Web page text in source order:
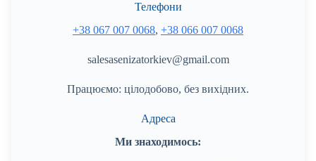
Телефони
+38 067 007 0068, +38 066 007 0068
salesasenizatorkiev@gmail.com
Працюємо: цілодобово, без вихідних.
Адреса
Ми знаходимось: